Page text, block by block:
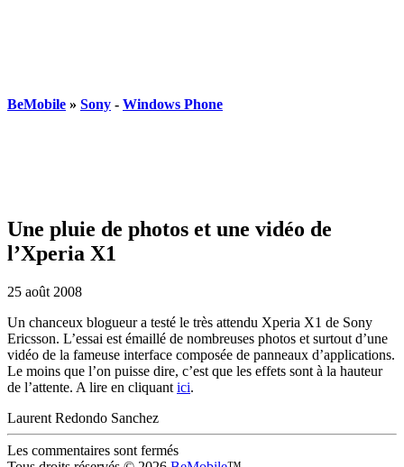
BeMobile » Sony - Windows Phone
Une pluie de photos et une vidéo de
l’Xperia X1
25 août 2008
Un chanceux blogueur a testé le très attendu Xperia X1 de Sony
Ericsson. L’essai est émaillé de nombreuses photos et surtout d’une
vidéo de la fameuse interface composée de panneaux d’applications.
Le moins que l’on puisse dire, c’est que les effets sont à la hauteur
de l’attente. A lire en cliquant ici.
Laurent Redondo Sanchez
Les commentaires sont fermés